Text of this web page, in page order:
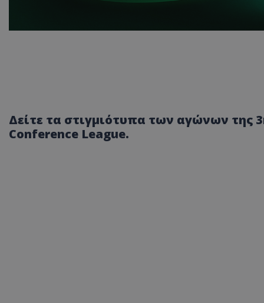
Δείτε τα στιγμιότυπα των αγώνων της
Conference League.